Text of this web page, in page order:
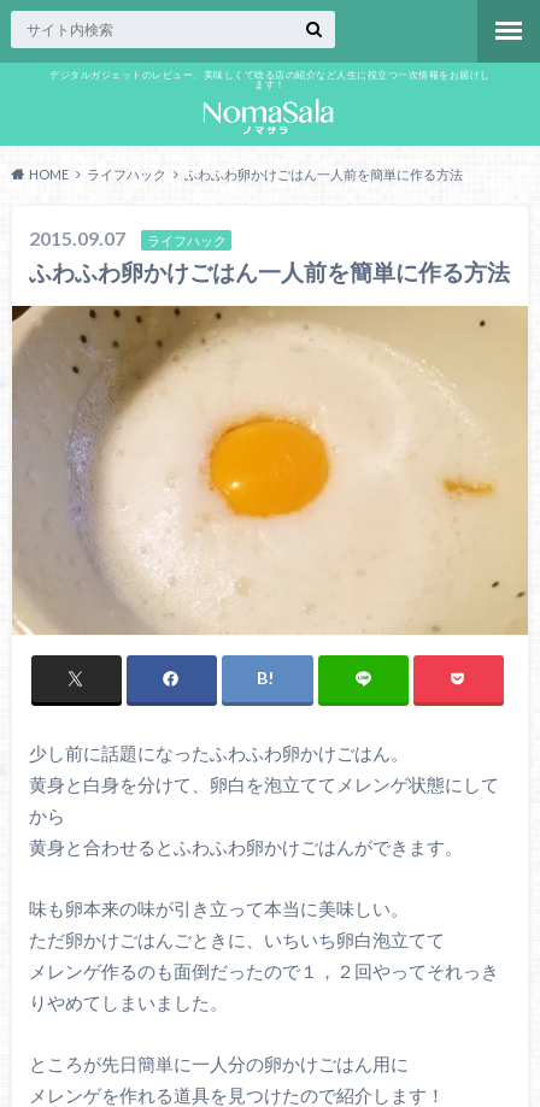
デジタルガジェットのレビュー、美味しくて唸る店の紹介など人生に役立つ一次情報をお届けし
ます！
HOME ライフハック ふわふわ卵かけごはん一人前を簡単に作る方法
2015.09.07 ライフハック
ふわふわ卵かけごはん一人前を簡単に作る方法
少し前に話題になったふわふわ卵かけごはん。
黄身と白身を分けて、卵白を泡立ててメレンゲ状態にして
から
黄身と合わせるとふわふわ卵かけごはんができます。
味も卵本来の味が引き立って本当に美味しい。
ただ卵かけごはんごときに、いちいち卵白泡立てて
メレンゲ作るのも面倒だったので１，２回やってそれっき
りやめてしまいました。
ところが先日簡単に一人分の卵かけごはん用に
メレンゲを作れる道具を見つけたので紹介します！